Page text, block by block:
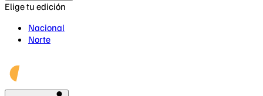
Elige tu edición
Nacional
Norte